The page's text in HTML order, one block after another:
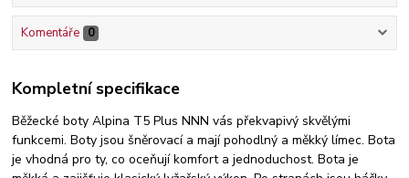
Komentáře 0
Kompletní specifikace
Běžecké boty Alpina T5 Plus NNN vás překvapivý skvělými
funkcemi. Boty jsou šněrovací a mají pohodlný a měkký límec. Bota
je vhodná pro ty, co oceňují komfort a jednoduchost. Bota je